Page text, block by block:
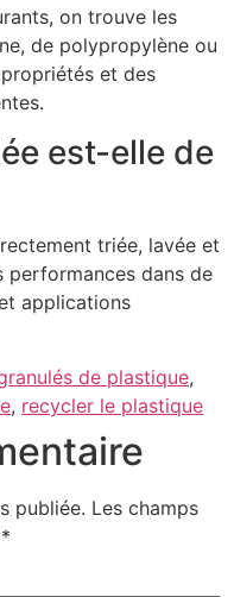
on trouve les
de polypropylène ou
et des
est-elle de
triée, lavée et
dans de
applications
de plastique,
, recycler le plastique
publiée. Les champs
*